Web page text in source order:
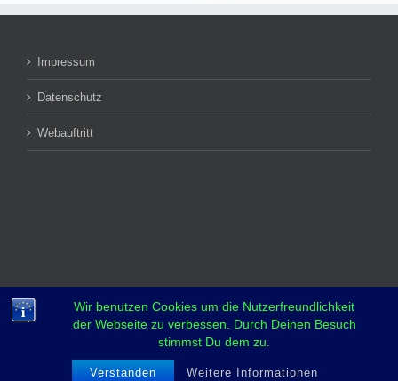
Wir benutzen Cookies um die Nutzerfreundlichkeit
der Webseite zu verbessen. Durch Deinen Besuch
stimmst Du dem zu.
Verstanden Weitere Informationen
Impressum
Datenschutz
Webauftritt